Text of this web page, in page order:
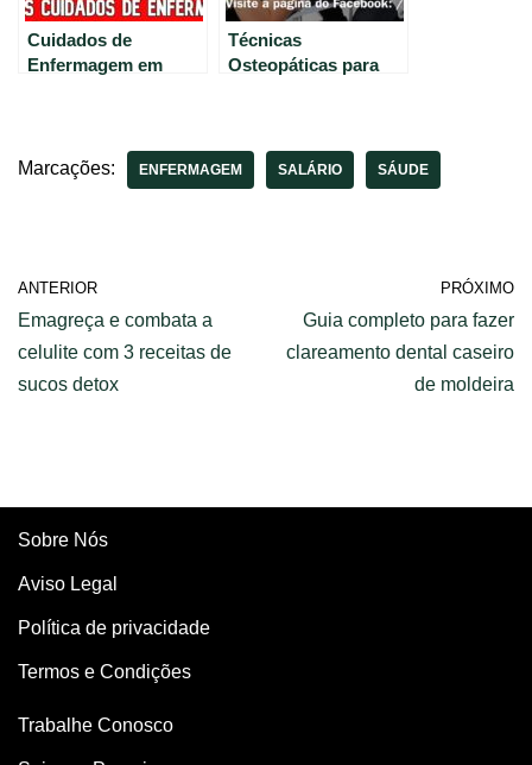
Cuidados de
Enfermagem em
Técnicas
Osteopáticas para
Marcações: ENFERMAGEM SALÁRIO SÁUDE
ANTERIOR
Emagreça e combata a
celulite com 3 receitas de
sucos detox
PRÓXIMO
Guia completo para fazer
clareamento dental caseiro
de moldeira
Sobre Nós
Aviso Legal
Política de privacidade
Termos e Condições
Trabalhe Conosco